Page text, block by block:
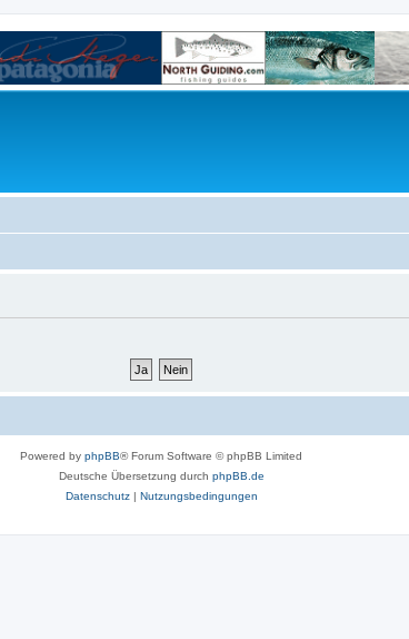
Powered by phpBB® Forum Software © phpBB Limited
Deutsche Übersetzung durch phpBB.de
Datenschutz| Nutzungsbedingungen